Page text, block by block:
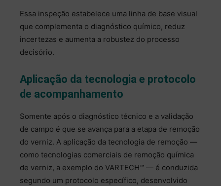
Essa inspeção estabelece uma linha de base visual
que complementa o diagnóstico químico, reduz
incertezas e aumenta a robustez do processo
decisório.
Aplicação da tecnologia e protocolo
de acompanhamento
Somente após o diagnóstico técnico e a validação
de campo é que se avança para a etapa de remoção
do verniz. A aplicação da tecnologia de remoção —
como tecnologias comerciais de remoção química
de verniz, a exemplo do VARTECH™ — é conduzida
segundo um protocolo específico, desenvolvido